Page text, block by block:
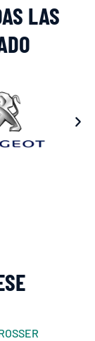
LAS